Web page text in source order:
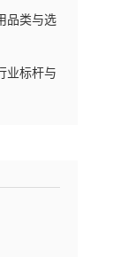
品类与选
业标杆与